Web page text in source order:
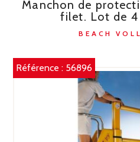
Manchon de
filet. Lot de 4
BEACH
Référence : 56896